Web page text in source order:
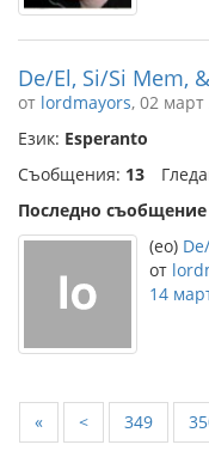
De/El, Si/Si Mem,
от lordmayors, 02 март
Език: Esperanto
Съобщения: 13
Последно съобщение
(eo)
от
14
« < 349